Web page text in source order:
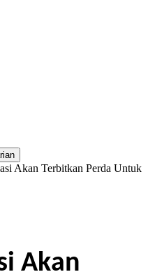
Akan Terbitkan Perda Untuk
Akan